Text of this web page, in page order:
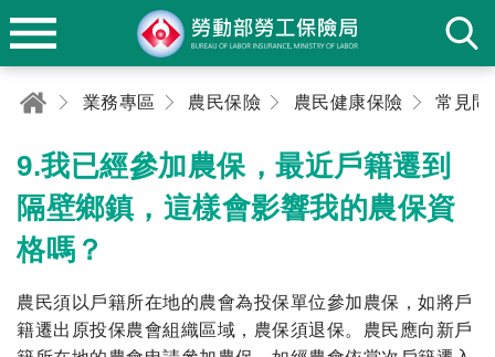
業務專區 農民保險 農民健康保險 常見問
9.我已經參加農保，最近戶籍遷到
隔壁鄉鎮，這樣會影響我的農保資
格嗎？
農民須以戶籍所在地的農會為投保單位參加農保，如將戶
籍遷出原投保農會組織區域，農保須退保。農民應向新戶